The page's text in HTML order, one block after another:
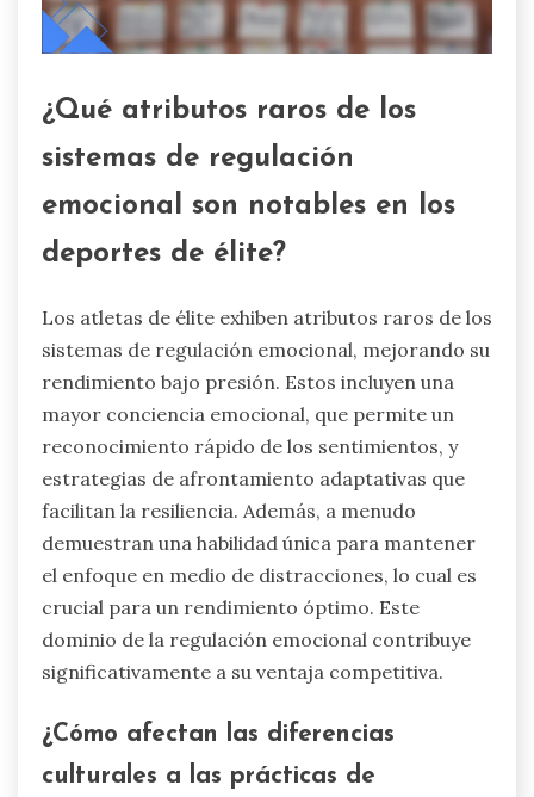
¿Qué atributos raros de los
sistemas de regulación
emocional son notables en los
deportes de élite?
Los atletas de élite exhiben atributos raros de los
sistemas de regulación emocional, mejorando su
rendimiento bajo presión. Estos incluyen una
mayor conciencia emocional, que permite un
reconocimiento rápido de los sentimientos, y
estrategias de afrontamiento adaptativas que
facilitan la resiliencia. Además, a menudo
demuestran una habilidad única para mantener
el enfoque en medio de distracciones, lo cual es
crucial para un rendimiento óptimo. Este
dominio de la regulación emocional contribuye
significativamente a su ventaja competitiva.
¿Cómo afectan las diferencias
culturales a las prácticas de